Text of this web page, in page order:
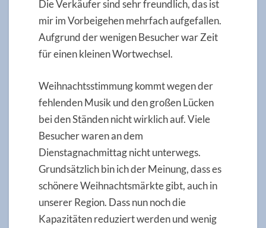
Die Verkäufer sind sehr freundlich, das ist
mir im Vorbeigehen mehrfach aufgefallen.
Aufgrund der wenigen Besucher war Zeit
für einen kleinen Wortwechsel.
Weihnachtsstimmung kommt wegen der
fehlenden Musik und den großen Lücken
bei den Ständen nicht wirklich auf. Viele
Besucher waren an dem
Dienstagnachmittag nicht unterwegs.
Grundsätzlich bin ich der Meinung, dass es
schönere Weihnachtsmärkte gibt, auch in
unserer Region. Dass nun noch die
Kapazitäten reduziert werden und wenig